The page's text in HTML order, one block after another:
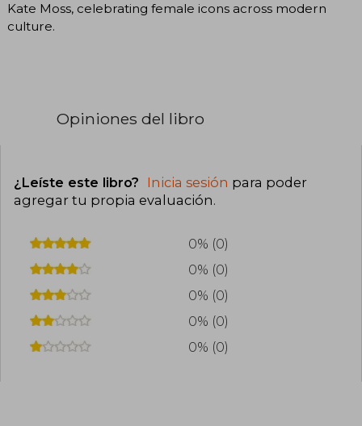
Kate Moss, celebrating female icons across modern
culture.
Opiniones del libro
¿Leíste este libro? Inicia sesión para poder
agregar tu propia evaluación.
0% (0)
0% (0)
0% (0)
0% (0)
0% (0)